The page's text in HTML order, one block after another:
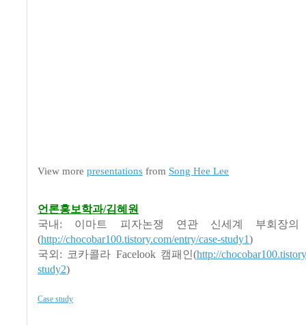
View more presentations from Song Hee Lee
언론홍보학과/김혜원
국내: 이마트 피자논쟁 연관 신세계 부회장
(http://chocobar100.tistory.com/entry/case-study1)
국외: 코카콜라 Facelook 캠패인(http://
study2)
Case study